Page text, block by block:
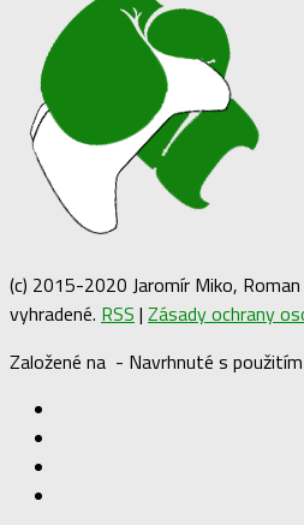
(c) 2015-2020 Jaromír Miko,
vyhradené. RSS | Zásady ochrany
Založené na - Navrhnuté s použitím